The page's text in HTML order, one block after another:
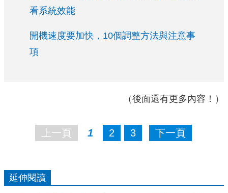
看系統效能
開機速度要加快，10個調整方法與注意事
項
（後面還有更多內容！）
上一頁 1 2 3 下一頁
延伸閱讀